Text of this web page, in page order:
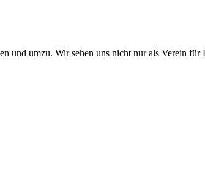
und umzu. Wir sehen uns nicht nur als Ver­ein für